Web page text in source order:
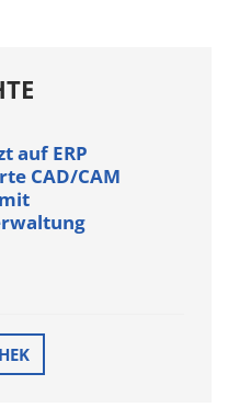
auf ERP
CAD/CAM